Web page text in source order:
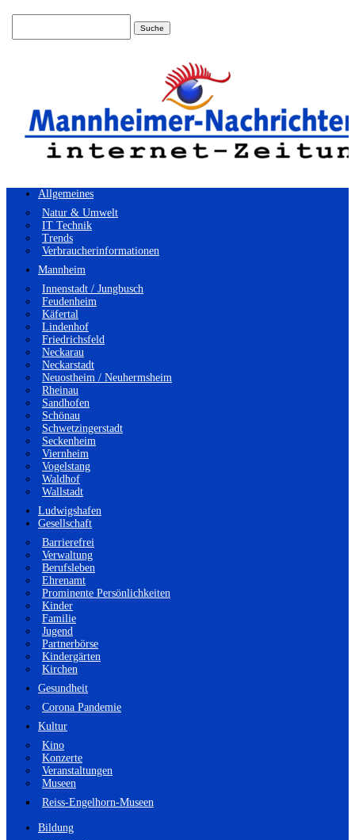
Allgemeines
Natur & Umwelt
IT Technik
Trends
Verbraucherinformationen
Mannheim
Innenstadt / Jungbusch
Feudenheim
Käfertal
Lindenhof
Friedrichsfeld
Neckarau
Neckarstadt
Neuostheim / Neuhermsheim
Rheinau
Sandhofen
Schönau
Schwetzingerstadt
Seckenheim
Viernheim
Vogelstang
Waldhof
Wallstadt
Ludwigshafen
Gesellschaft
Barrierefrei
Verwaltung
Berufsleben
Ehrenamt
Prominente Persönlichkeiten
Kinder
Familie
Jugend
Partnerbörse
Kindergärten
Kirchen
Gesundheit
Corona Pandemie
Kultur
Kino
Konzerte
Veranstaltungen
Museen
Reiss-Engelhorn-Museen
Bildung